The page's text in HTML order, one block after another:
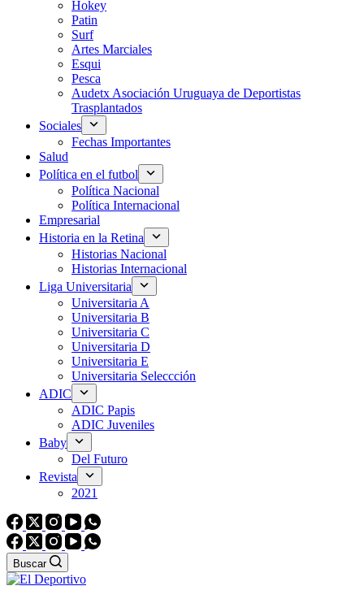
Hokey
Patin
Surf
Artes Marciales
Esqui
Pesca
Audetx Asociación Uruguaya de Deportistas
Trasplantados
Sociales
Fechas Importantes
Salud
Política en el futbol
Política Nacional
Política Internacional
Empresarial
Historia en la Retina
Historias Nacional
Historias Internacional
Liga Universitaria
Universitaria A
Universitaria B
Universitaria C
Universitaria D
Universitaria E
Universitaria Seleccción
ADIC
ADIC Papis
ADIC Juveniles
Baby
Del Futuro
Revista
2021
Buscar